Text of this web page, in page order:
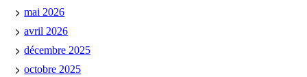
mai 2026
avril 2026
décembre 2025
octobre 2025